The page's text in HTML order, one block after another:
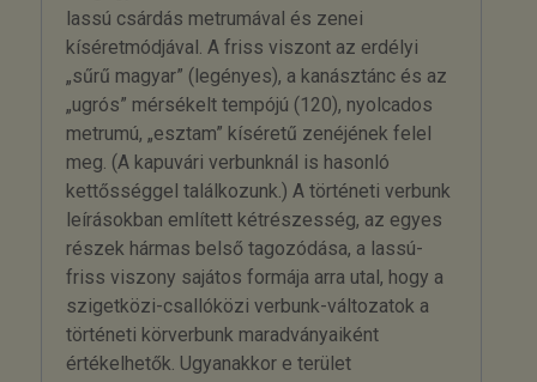
lassú csárdás metrumával és zenei
kíséretmódjával. A friss viszont az erdélyi
„sűrű magyar” (legényes), a kanásztánc és az
„ugrós” mérsékelt tempójú (120), nyolcados
metrumú, „esztam” kíséretű zenéjének felel
meg. (A kapuvári verbunknál is hasonló
kettősséggel találkozunk.) A történeti verbunk
leírásokban említett kétrészesség, az egyes
részek hármas belső tagozódása, a lassú-
friss viszony sajátos formája arra utal, hogy a
szigetközi-csallóközi verbunk-változatok a
történeti körverbunk maradványaiként
értékelhetők. Ugyanakkor e terület